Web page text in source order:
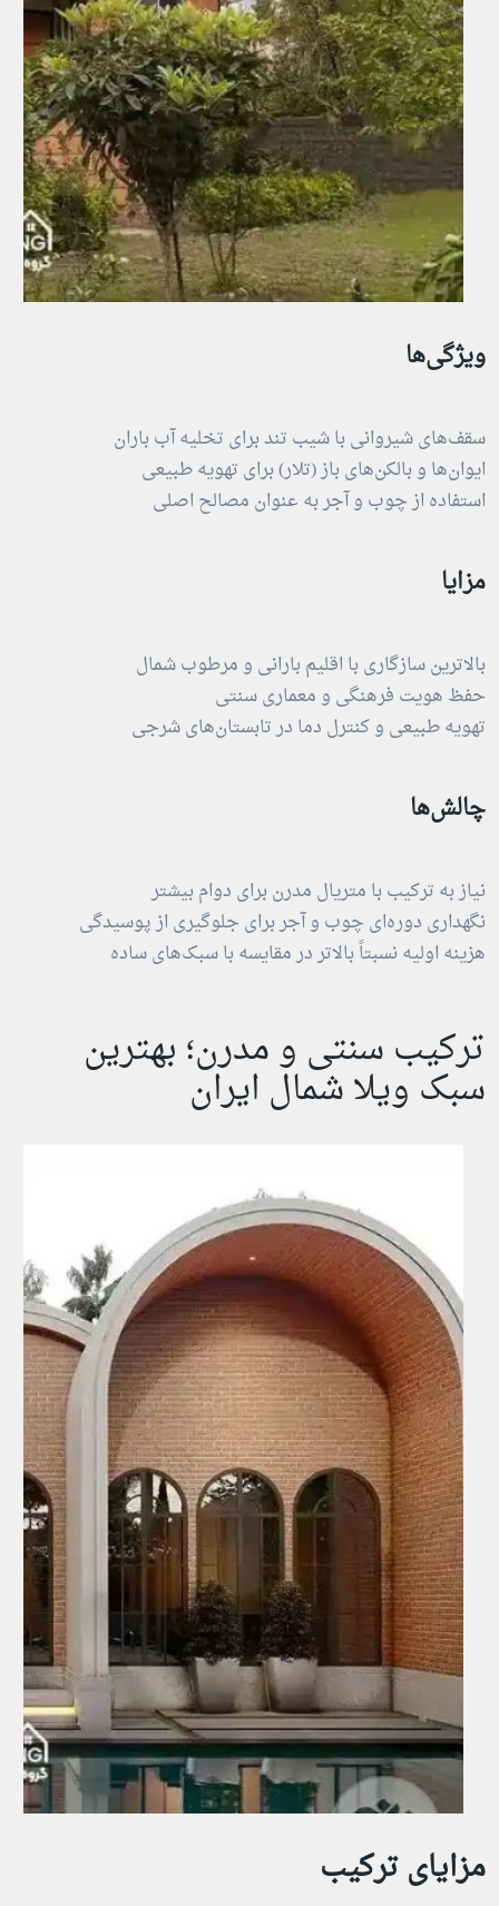
ویژگی‌ها
سقف‌های شیروانی با شیب تند برای تخلیه آب باران
ایوان‌ها و بالکن‌های باز (تلار) برای تهویه طبیعی
استفاده از چوب و آجر به عنوان مصالح اصلی
مزایا
بالاترین سازگاری با اقلیم بارانی و مرطوب شمال
حفظ هویت فرهنگی و معماری سنتی
تهویه طبیعی و کنترل دما در تابستان‌های شرجی
چالش‌ها
نیاز به ترکیب با متریال مدرن برای دوام بیشتر
نگهداری دوره‌ای چوب و آجر برای جلوگیری از پوسیدگی
هزینه اولیه نسبتاً بالاتر در مقایسه با سبک‌های ساده
ترکیب سنتی و مدرن؛ بهترین
سبک ویلا شمال ایران
مزایای ترکیب